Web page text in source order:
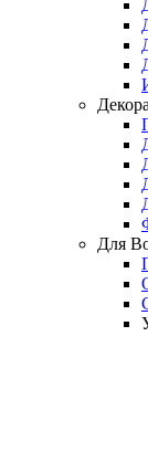
Для